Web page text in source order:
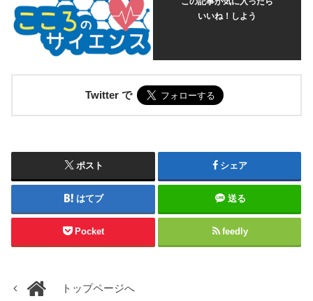
いいね！しよう
Twitter で
ポスト シェア
はてブ 送る
Pocket feedly
トップページへ